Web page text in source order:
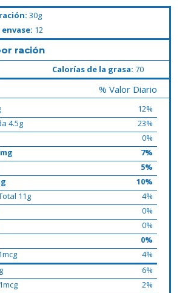
30g
12
ración
Calorías de la grasa: 70
% Valor Diario
12%
4.5g
23%
0%
7%
5%
10%
11g
4%
0%
0%
0%
4%
6%
2%